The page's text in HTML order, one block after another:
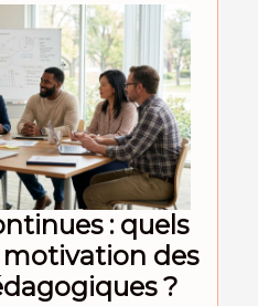
: quels
des
?